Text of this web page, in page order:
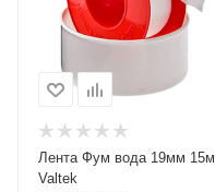
Лента Фум вода 19мм 15м
Valtek